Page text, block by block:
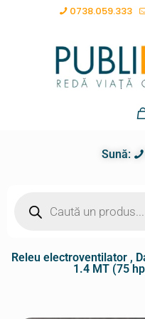
0738.059.333
Sună:
Releu electroventilator ,
1.4 MT (75